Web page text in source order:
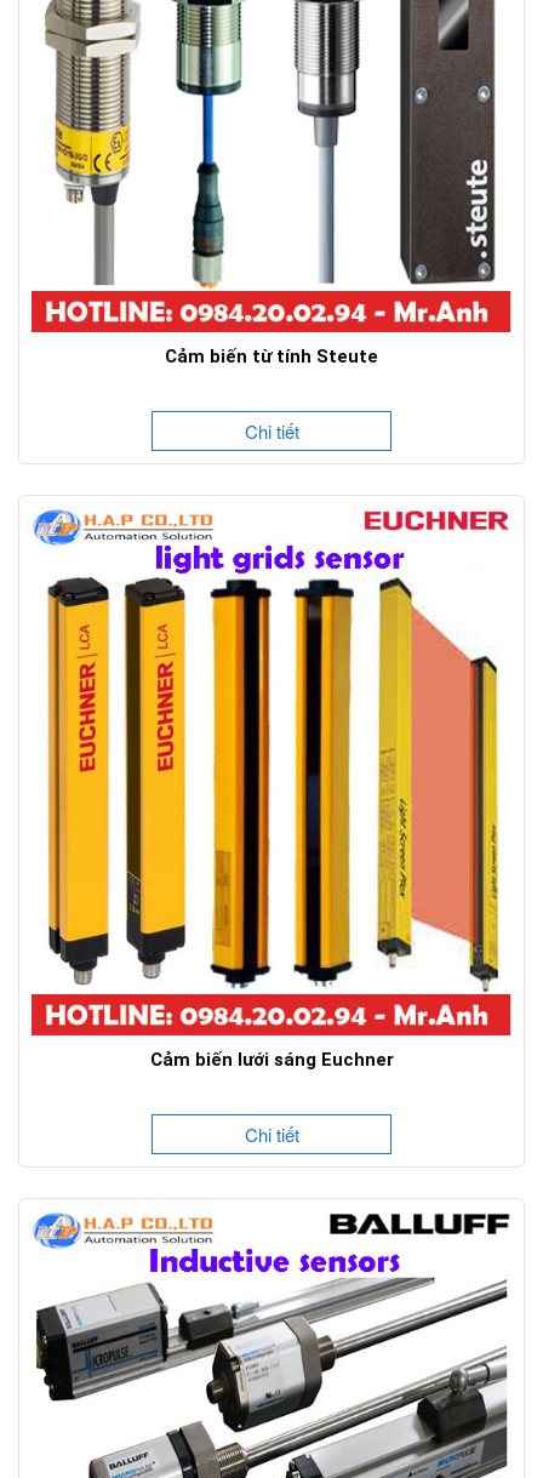
Cảm biến từ tính Steute
Chi tiết
Cảm biến lưới sáng Euchner
Chi tiết